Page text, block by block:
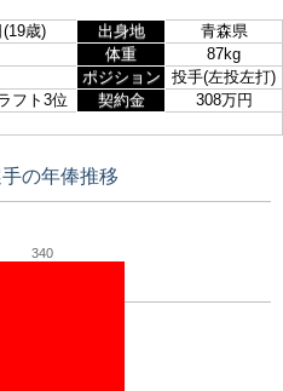
歳) 出身地
青森県
体重
87kg
ポジション
投手(左投左打)
フト3位 契約金
308万円
の年俸推移
340